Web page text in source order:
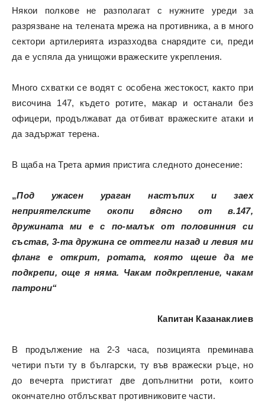
Някои полкове не разполагат с нужните уреди за
разрязване на телената мрежа на противника, а в много
сектори артилерията изразходва снарядите си, преди
да е успяла да унищожи вражеските укрепления.
Много схватки се водят с особена жестокост, както при
височина 147, където ротите, макар и останали без
офицери, продължават да отбиват вражеските атаки и
да задържат терена.
В щаба на Трета армия пристига следното донесение:
„Под ужасен ураган настъпих и заех
неприятелските окопи вдясно от в.147,
дружината ми е с по-малък от половинния си
състав, 3-та дружина се оттегли назад и левия ми
фланг е открит, ротата, която щеше да ме
подкрепи, още я няма. Чакам подкрепление, чакам
патрони“
Капитан Казанаклиев
В продължение на 2-3 часа, позицията преминава
четири пъти ту в български, ту във вражески ръце, но
до вечерта пристигат две допълнитни роти, които
окончателно отблъскват противниковите части.